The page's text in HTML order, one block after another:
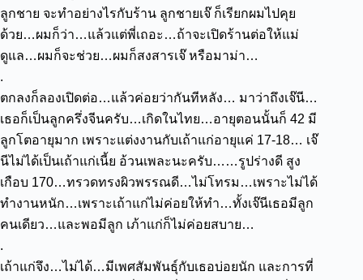
ลูกชาย จะทำอย่างไรกับร้าน ลูกชายเจ๊ ก็เรียกผมไปคุย
ด้วย…ผมก็ว่า…แล้วแต่พี่เถอะ…ถ้าจะเปิดร้านต่อให้แม่
ดูแล…ผมก็จะช่วย…ผมก็สงสารเจ๊ หรือมาม่า…
.
ตกลงก็ลองเปิดต่อ…แล้วค่อยว่ากันทีหลัง… มาว่าถึงเจ๊นี…
เธอก็เป็นลูกครึ่งจีนครับ…เกิดในไทย…อายุตอนนั้นก็ 42 มี
ลูกโตอายุมาก เพราะแต่งงานกับเถ้าแก่อายุแค่ 17-18… เจ๊
นีไม่ได้เป็นเถ้าแก่เนี้ย อ้วนเพละนะครับ……รูปร่างดี สูง
เกือบ 170…ทรวดทรงผิวพรรณดี…ไม่โทรม…เพราะไม่ได้
ทำงานหนัก…เพราะเถ้าแก่ไม่ค่อยให้ทำ…ทั้งเจ๊นีเธอมีลูก
คนเดียว…และพอมีลูก เภ้าแก่ก็ไม่ค่อยสบาย…
.
เถ้าแก่จึง…ไม่ได้…มีเพศสัมพันธุ์กับเธอบ่อยนัก และการที่